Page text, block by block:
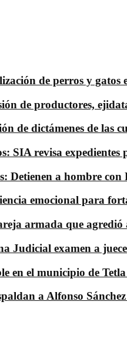
de perros y
de productores,
de dictámenes de las
SIA revisa
Detienen a hombre
emocional para
armada que agredió
Judicial examen a
en el municipio de
a Alfonso